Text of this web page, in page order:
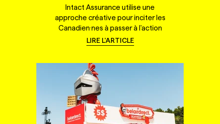
Intact Assurance utilise une
approche créative pour inciter les
Canadien·nes à passer à l'action
LIRE L'ARTICLE